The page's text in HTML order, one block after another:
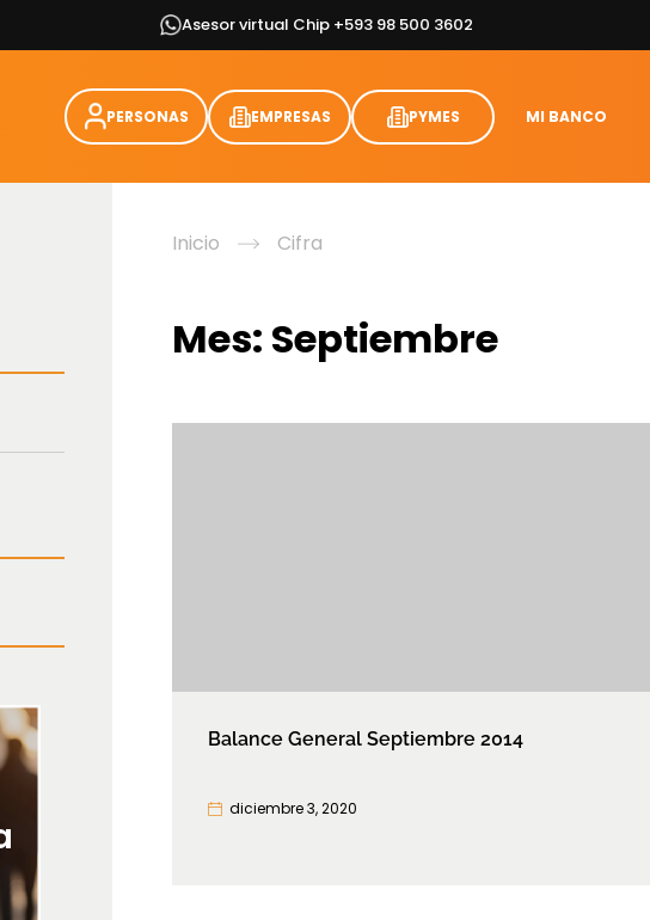
Asesor virtual Chip +593 98 500 3602
PERSONAS EMPRESAS PYMES MI BANCO
Inicio Cifra
Mes: Septiembre
Balance General Septiembre 2014
diciembre 3, 2020